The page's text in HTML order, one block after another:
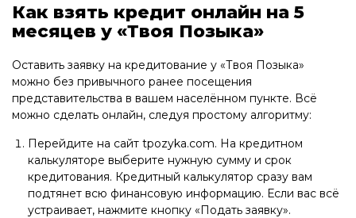
Как взять кредит онлайн на 5
месяцев у «Твоя Позыка»
Оставить заявку на кредитование у «Твоя Позыка»
можно без привычного ранее посещения
представительства в вашем населённом пункте. Всё
можно сделать онлайн, следуя простому алгоритму:
Перейдите на сайт tpozyka.com. На кредитном
калькуляторе выберите нужную сумму и срок
кредитования. Кредитный калькулятор сразу вам
подтянет всю финансовую информацию. Если вас всё
устраивает, нажмите кнопку «Подать заявку».